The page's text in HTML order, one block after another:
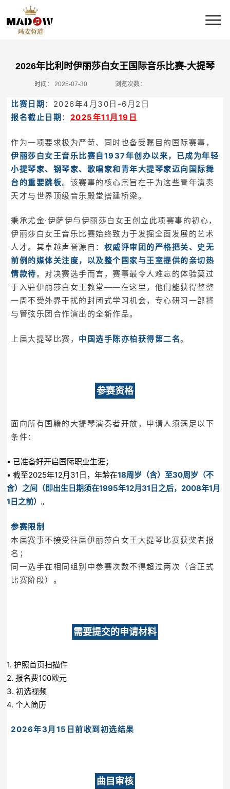
2026年比利时伊丽莎白女王国际音乐比赛-大提琴
时间： 2025-07-30 浏览次数：
比赛日期：2026年4月30日-6月2日
报名截止日期： 2025年11月19日
作为一项要求极为严苛、同时也备受瞩目的国际赛事，
伊丽莎白女王音乐比赛自1937年创办以来，已成为年轻
小提琴家、钢琴家、歌唱家和青年大提琴家迈向国际舞
台的重要跳板。该赛事的核心宗旨在于为这些青年演奏
天才与世界顶级音乐殿堂搭建桥梁。
秉承尤金·伊萨伊与伊丽莎白女王创立此项赛事的初心，
伊丽莎白女王音乐比赛始终致力于发掘全面发展的艺术
人才。其卓越声誉源自： 权威评审团的严格把关、史无
前例的媒体关注度，以及整个国家与王室提供的亲切热
情款待。对决赛选手而言，赛事最令人难忘的体验莫过
于入驻伊丽莎白女王教堂——在这里，他们能获得整整
一周不受外界干扰的封闭式学习机会，专心研习一部将
与管弦乐团合作演出的全新作品。
上届大提琴比赛， 中国选手陈亦柏获得第二名。
参赛资格
面向所有国籍的大提琴演奏者开放，申请人须满足以下
条件：
• 已准备好开启国际职业生涯；
• 截至2025年12月31日，年龄在18周岁（含）至30周岁（不
含）之间（即出生日期须在1995年12月31日之后，2008年1月
1日之前）。
参赛限制
本届赛事不接受往届伊丽莎白女王大提琴比赛获奖者报
名；
同一选手在相同组别中参赛次数不得超过两次（含正式
比赛阶段）。
需要提交的申请材料
1. 护照首页扫描件
2. 报名费100欧元
3. 初选视频
4. 个人简历
2026年3月15日前收到初选结果
曲目审核